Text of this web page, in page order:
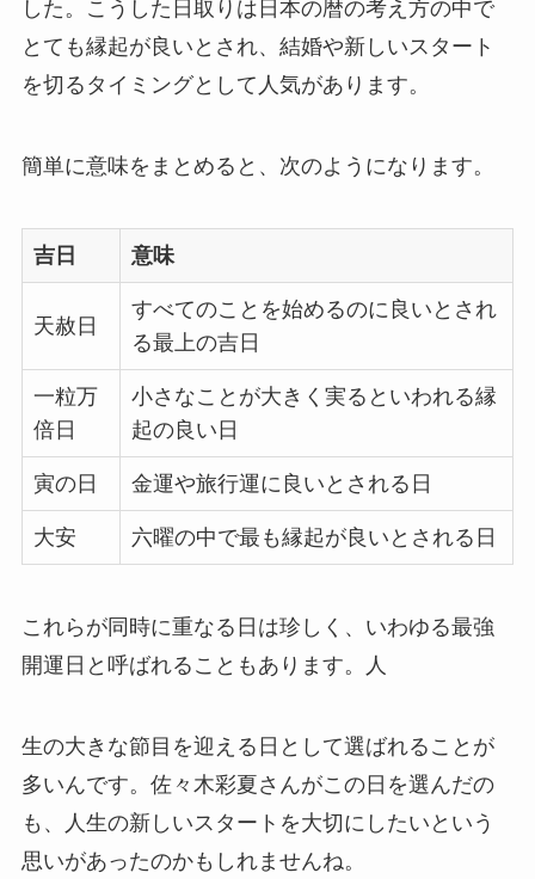
した。こうした日取りは日本の暦の考え方の中で
とても縁起が良いとされ、結婚や新しいスタート
を切るタイミングとして人気があります。
簡単に意味をまとめると、次のようになります。
吉日 意味
天赦日
すべてのことを始めるのに良いとされ
る最上の吉日
一粒万
倍日
小さなことが大きく実るといわれる縁
起の良い日
寅の日 金運や旅行運に良いとされる日
大安 六曜の中で最も縁起が良いとされる日
これらが同時に重なる日は珍しく、いわゆる最強
開運日と呼ばれることもあります。人
生の大きな節目を迎える日として選ばれることが
多いんです。佐々木彩夏さんがこの日を選んだの
も、人生の新しいスタートを大切にしたいという
思いがあったのかもしれませんね。